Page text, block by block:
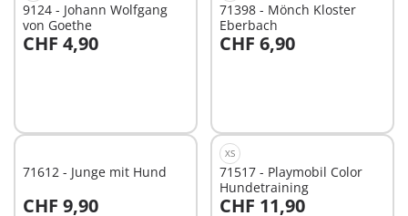
9124 - Johann Wolfgang
von Goethe
CHF 4,90
In den Warenkorb
71398 - Mönch Kloster
Eberbach
CHF 6,90
In den Warenkorb
71612 - Junge mit Hund
CHF 9,90
XS
71517 - Playmobil Color
Hundetraining
CHF 11,90